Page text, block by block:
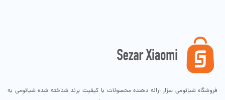
فروشگاه شیائومی سزار ارائه دهنده محصولات با کیفیت برند شناخته شده شیائومی به